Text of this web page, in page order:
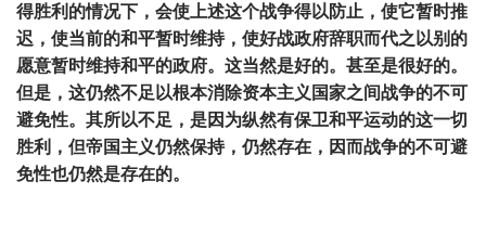
得胜利的情况下，会使上述这个战争得以防止，使它暂时推
迟，使当前的和平暂时维持，使好战政府辞职而代之以别的
愿意暂时维持和平的政府。这当然是好的。甚至是很好的。
但是，这仍然不足以根本消除资本主义国家之间战争的不可
避免性。其所以不足，是因为纵然有保卫和平运动的这一切
胜利，但帝国主义仍然保持，仍然存在，因而战争的不可避
免性也仍然是存在的。